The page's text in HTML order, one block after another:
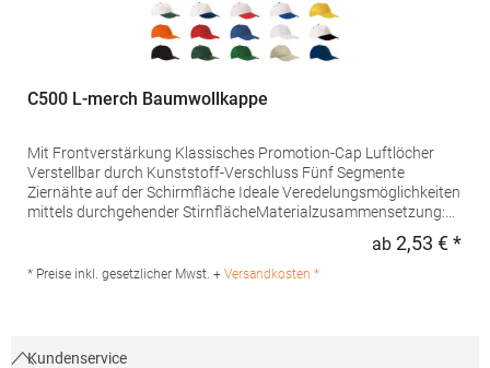
C500 L-merch Baumwollkappe
Mit Frontverstärkung Klassisches Promotion-Cap Luftlöcher
Verstellbar durch Kunststoff-Verschluss Fünf Segmente
Ziernähte auf der Schirmfläche Ideale Veredelungsmöglichkeiten
mittels durchgehender StirnflächeMaterialzusammensetzung:
C500Hersteller: printwear.eu GmbH & Co. KG Rheinlanddamm
199 44139 Dortmund Deutschland E-Mail: info@printwear.eu
ab 2,53 € *
* Preise inkl. gesetzlicher Mwst. + Versandkosten *
Kundenservice